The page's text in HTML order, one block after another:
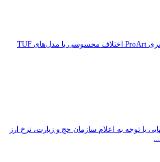
برای کارهای تدوین و طراحی، واقعاً سری ProArt اختلاف محسوسی با مدل‌های TUF
با توجه به اعلام سازمان حج و زیارت، نرخ ارز